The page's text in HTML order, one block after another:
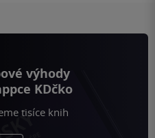
výhody
KDčko
tisíce knih